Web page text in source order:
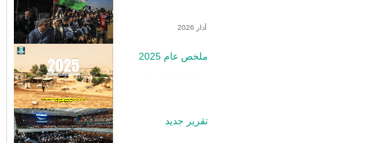
آذار 2026
ملخص عام 2025
تقرير جديد